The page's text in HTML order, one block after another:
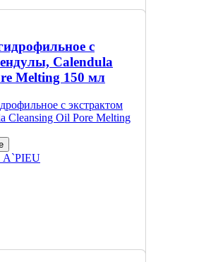
с
Calendula
Melting 150 мл
A`PIEU